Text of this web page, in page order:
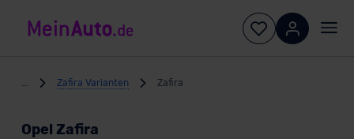
Zafira Varianten Zafira
Opel Zafira